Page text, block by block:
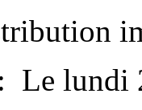
: Le lundi